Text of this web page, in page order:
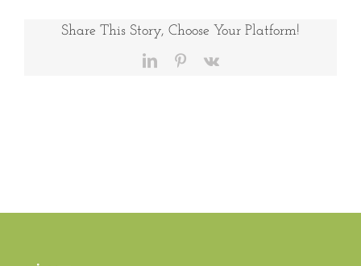
Share This Story, Choose Your Platform!
LinkedInPinterest
Vk